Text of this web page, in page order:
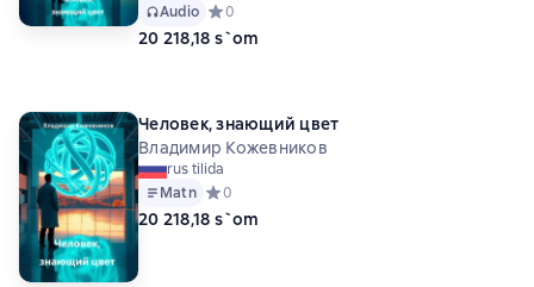
Audio Средний рейтинг 0 на основе 0 оценок
0
20 218,18 s`om
Человек, знающий цвет
Владимир Кожевников
rus tilida
Matn Средний рейтинг 0 на основе 0 оценок
0
20 218,18 s`om